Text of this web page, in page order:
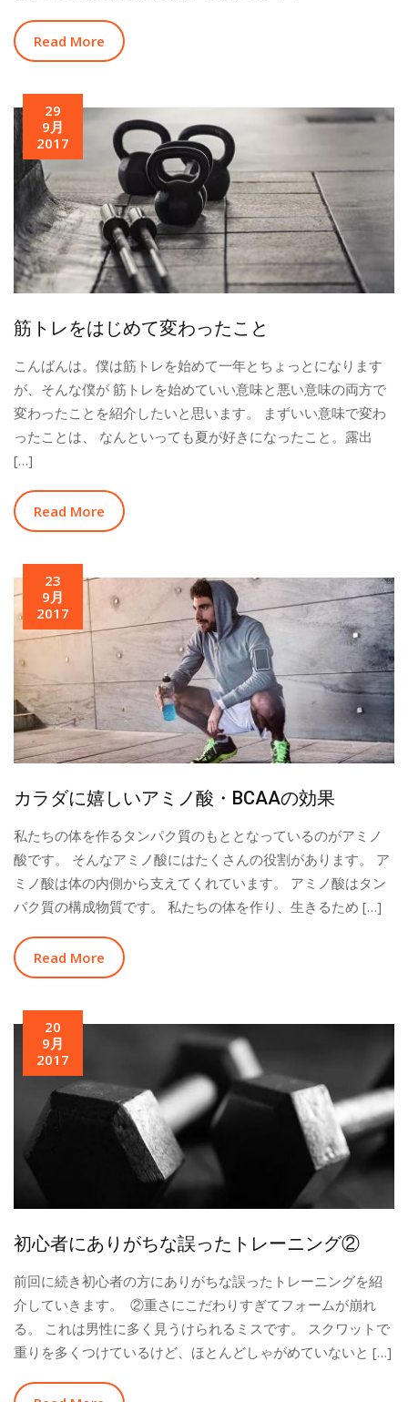
Read More
29
9月
2017
筋トレをはじめて変わったこと
こんばんは。僕は筋トレを始めて一年とちょっとになります
が、そんな僕が 筋トレを始めていい意味と悪い意味の両方で
変わったことを紹介したいと思います。 まずいい意味で変わ
ったことは、 なんといっても夏が好きになったこと。露出
[…]
Read More
23
9月
2017
カラダに嬉しいアミノ酸・BCAAの効果
私たちの体を作るタンパク質のもととなっているのがアミノ
酸です。 そんなアミノ酸にはたくさんの役割があります。 ア
ミノ酸は体の内側から支えてくれています。 アミノ酸はタン
パク質の構成物質です。 私たちの体を作り、生きるため […]
Read More
20
9月
2017
初心者にありがちな誤ったトレーニング②
前回に続き初心者の方にありがちな誤ったトレーニングを紹
介していきます。 ②重さにこだわりすぎてフォームが崩れ
る。 これは男性に多く見うけられるミスです。 スクワットで
重りを多くつけているけど、ほとんどしゃがめていないと […]